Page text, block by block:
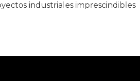
industriales imprescindibles